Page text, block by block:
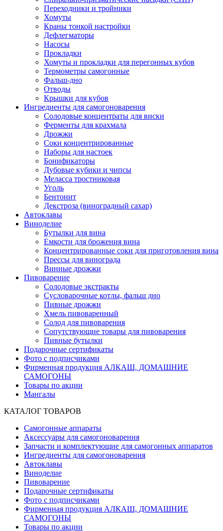
Переходники и тройники
Хомуты
Краны тонкой настройки
Дефлегматоры
Насосы
Прокладки
Хомуты и прокладки для перегонных кубов
Термометры самогонные
Фальш-дно
Отводы
Крышки для кубов
Ингредиенты для самогоноварения
Солодовые концентраты для виски
Ферменты для крахмала
Дрожжи
Cоки концентрированные
Наборы для настоек
Бонификаторы
Дубовые кубики и чипсы
Меласса тростниковая
Уголь
Бентонит
Декстроза (виноградный сахар)
Автоклавы
Виноделие
Бутылки для вина
Емкости для брожения вина
Концентрированные соки для приготовления вина
Прессы для винограда
Винные дрожжи
Пивоварение
Солодовые экстракты
Сусловарочные котлы, фальш дно
Пивные дрожжи
Хмель пивоваренный
Солод для пивоварения
Сопутствующие товары для пивоварения
Пивные бутылки
Подарочные сертификаты
Фото с подписчиками
Фирменная продукция АЛКАШ, ДОМАШНИЕ
САМОГОНЫ
Товары по акции
Мангалы
КАТАЛОГ ТОВАРОВ
Самогонные аппараты
Аксессуары для самогоноварения
Запчасти и комплектующие для самогонных аппаратов
Ингредиенты для самогоноварения
Автоклавы
Виноделие
Пивоварение
Подарочные сертификаты
Фото с подписчиками
Фирменная продукция АЛКАШ, ДОМАШНИЕ
САМОГОНЫ
Товары по акции